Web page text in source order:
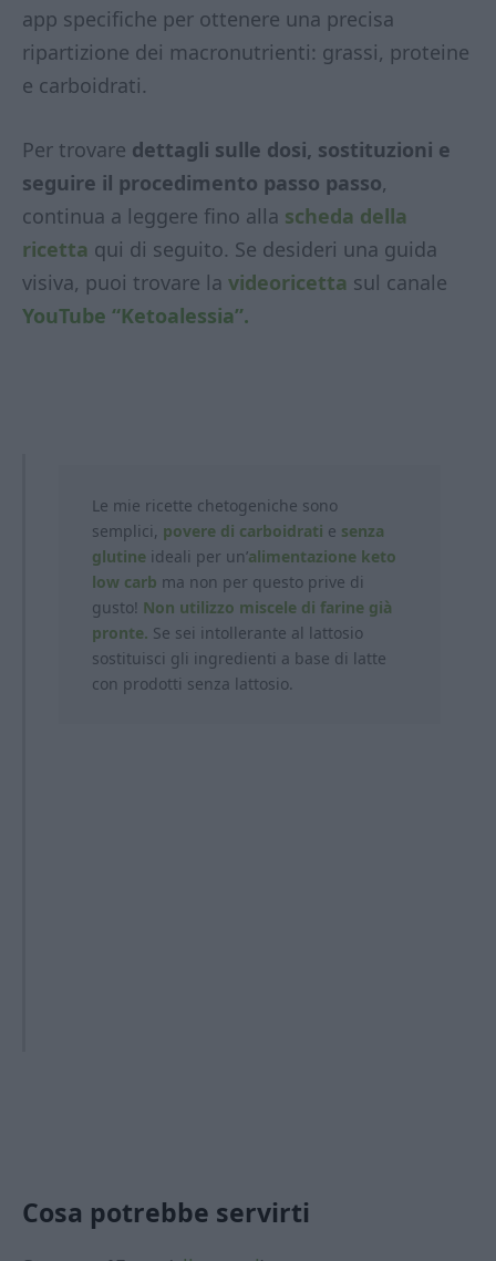
app specifiche per ottenere una precisa
ripartizione dei macronutrienti: grassi, proteine
e carboidrati.
Per trovare dettagli sulle dosi, sostituzioni e
seguire il procedimento passo passo,
continua a leggere fino alla scheda della
ricetta qui di seguito. Se desideri una guida
visiva, puoi trovare la videoricetta sul canale
YouTube “Ketoalessia”.
Le mie ricette chetogeniche sono
semplici, povere di carboidrati e senza
glutine ideali per un’alimentazione keto
low carb ma non per questo prive di
gusto! Non utilizzo miscele di farine già
pronte. Se sei intollerante al lattosio
sostituisci gli ingredienti a base di latte
con prodotti senza lattosio.
Cosa potrebbe servirti